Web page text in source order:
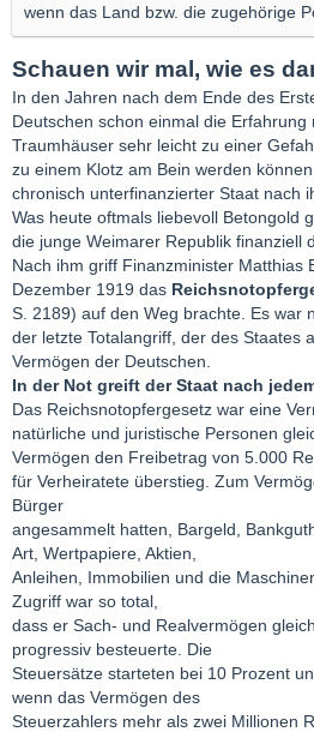
wenn das Land bzw. die zugehörige
Schauen wir mal, wie es
In den Jahren nach dem Ende des
Deutschen schon einmal die Erfahrung
Traumhäuser sehr leicht zu einer
zu einem Klotz am Bein werden
chronisch unterfinanzierter Staat nach
Was heute oftmals liebevoll Betongold
die junge Weimarer Republik finanziell
Nach ihm griff Finanzminister Matthias
Dezember 1919 das
S. 2189) auf den Weg brachte. Es war
der letzte Totalangriff, der des Staates
Vermögen der Deutschen.
In der Not greift der Staat nach
Das Reichsnotopfergesetz war eine
natürliche und juristische Personen
Vermögen den Freibetrag von 5.000
für Verheiratete überstieg. Zum
Bürger
angesammelt hatten, Bargeld,
Art, Wertpapiere, Aktien,
Anleihen, Immobilien und die
Zugriff war so total,
dass er Sach- und Realvermögen
progressiv besteuerte. Die
Steuersätze starteten bei 10 Prozent
wenn das Vermögen des
Steuerzahlers mehr als zwei Millionen